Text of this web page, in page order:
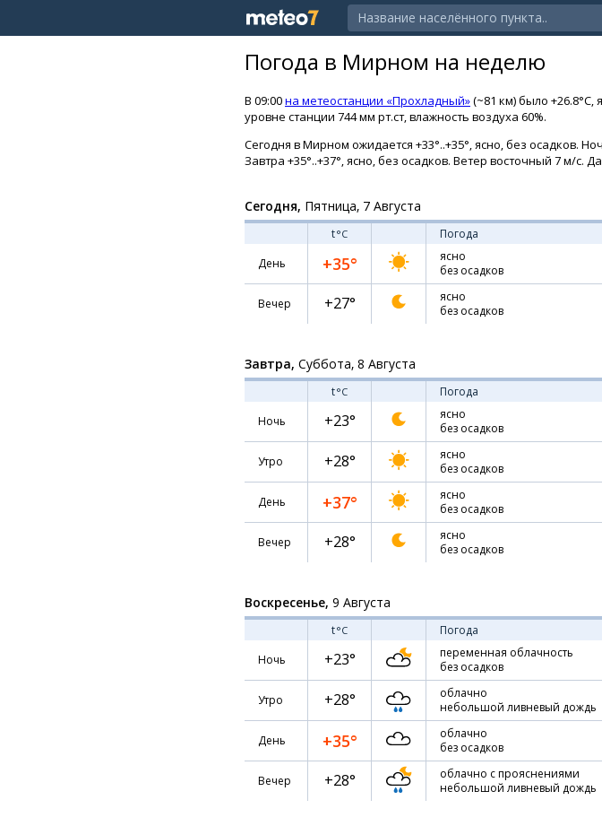
Погода в Мирном на неделю
В 09:00на метеостанции «Прохладный»(~81 км) было
уровне станции 744 мм рт.ст, влажность воздуха 60%.
Сегодня в Мирном ожидается +33°..+35°, ясно, без осадков.
Завтра +35°..+37°, ясно, без осадков. Ветер восточный 7 м/с.
Сегодня, Пятница, 7 Августа
t°C Погода
День
+35°
ясно
без осадков
Вечер +27°
ясно
без осадков
Завтра, Суббота, 8 Августа
t°C Погода
Ночь
+23°
ясно
без осадков
Утро +28°
ясно
без осадков
День +37°
ясно
без осадков
Вечер +28°
ясно
без осадков
Воскресенье, 9 Августа
t°C Погода
Ночь
+23°
переменная облачность
без осадков
Утро +28°
облачно
небольшой ливневый дождь
День +35°
облачно
без осадков
Вечер +28°
облачно с прояснениями
небольшой ливневый дождь